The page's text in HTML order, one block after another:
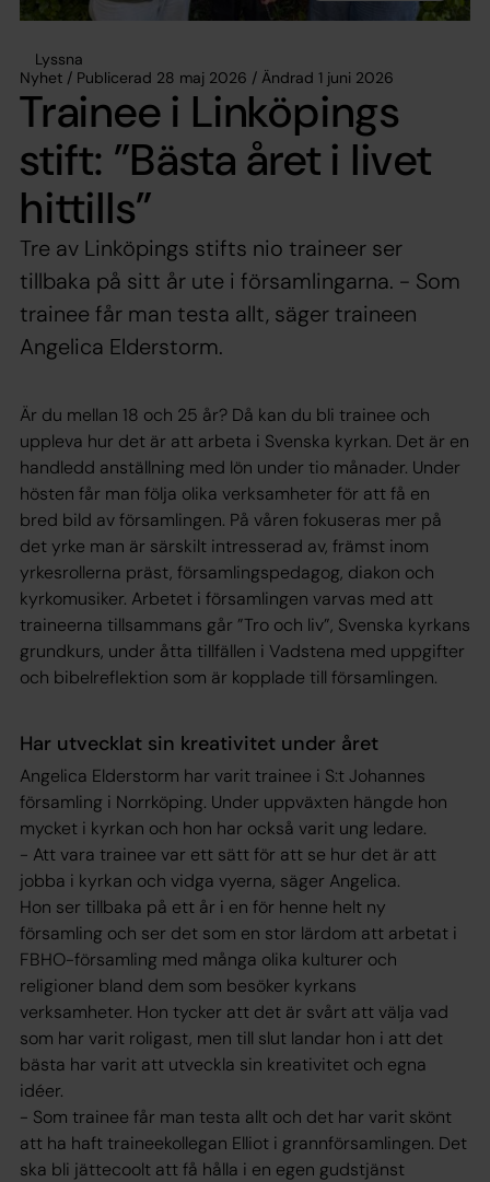
Lyssna
Nyhet / Publicerad 28 maj 2026 / Ändrad 1 juni 2026
Trainee i Linköpings
stift: ”Bästa året i livet
hittills”
Tre av Linköpings stifts nio traineer ser
tillbaka på sitt år ute i församlingarna. - Som
trainee får man testa allt, säger traineen
Angelica Elderstorm.
Är du mellan 18 och 25 år? Då kan du bli trainee och
uppleva hur det är att arbeta i Svenska kyrkan. Det är en
handledd anställning med lön under tio månader. Under
hösten får man följa olika verksamheter för att få en
bred bild av församlingen. På våren fokuseras mer på
det yrke man är särskilt intresserad av, främst inom
yrkesrollerna präst, församlingspedagog, diakon och
kyrkomusiker. Arbetet i församlingen varvas med att
traineerna tillsammans går ”Tro och liv”, Svenska kyrkans
grundkurs, under åtta tillfällen i Vadstena med uppgifter
och bibelreflektion som är kopplade till församlingen.
Har utvecklat sin kreativitet under året
Angelica Elderstorm har varit trainee i S:t Johannes
församling i Norrköping. Under uppväxten hängde hon
mycket i kyrkan och hon har också varit ung ledare.
- Att vara trainee var ett sätt för att se hur det är att
jobba i kyrkan och vidga vyerna, säger Angelica.
Hon ser tillbaka på ett år i en för henne helt ny
församling och ser det som en stor lärdom att arbetat i
FBHO-församling med många olika kulturer och
religioner bland dem som besöker kyrkans
verksamheter. Hon tycker att det är svårt att välja vad
som har varit roligast, men till slut landar hon i att det
bästa har varit att utveckla sin kreativitet och egna
idéer.
- Som trainee får man testa allt och det har varit skönt
att ha haft traineekollegan Elliot i grannförsamlingen. Det
ska bli jättecoolt att få hålla i en egen gudstjänst